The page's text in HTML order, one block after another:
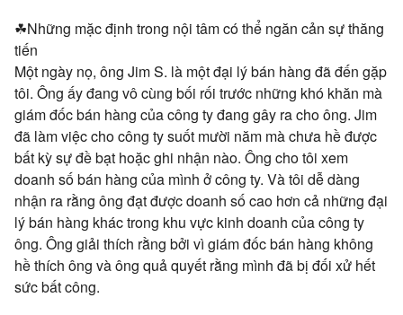
☘Những mặc định trong nội tâm có thể ngăn cản sự thăng
tiến
Một ngày nọ, ông Jim S. là một đại lý bán hàng đã đến gặp
tôi. Ông ấy đang vô cùng bối rối trước những khó khăn mà
giám đốc bán hàng của công ty đang gây ra cho ông. Jim
đã làm việc cho công ty suốt mười năm mà chưa hề được
bất kỳ sự đề bạt hoặc ghi nhận nào. Ông cho tôi xem
doanh số bán hàng của mình ở công ty. Và tôi dễ dàng
nhận ra rằng ông đạt được doanh số cao hơn cả những đại
lý bán hàng khác trong khu vực kinh doanh của công ty
ông. Ông giải thích rằng bởi vì giám đốc bán hàng không
hề thích ông và ông quả quyết rằng mình đã bị đối xử hết
sức bất công.